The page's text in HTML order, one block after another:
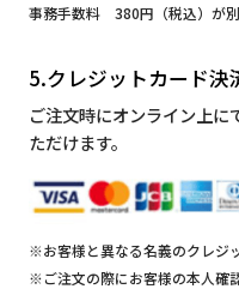
事務手数料 380円（税込）が別
5.クレジットカード決
ご注文時にオンライン上
ただけます。
※お客様と異なる名義のクレジ
※ご注文の際にお客様の本人確